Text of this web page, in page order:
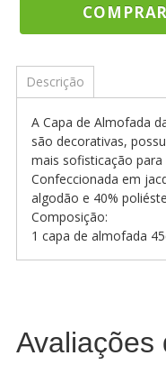
COMPRAR
Descrição
A Capa de Almofada
são decorativas,
mais sofisticação
Confeccionada em
algodão e 40%
Composição:
1 capa de almofada
Avaliações